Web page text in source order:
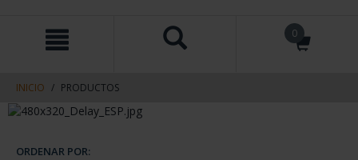
contenido
navegacin
0
INICIO PRODUCTOS
ORDENAR POR: